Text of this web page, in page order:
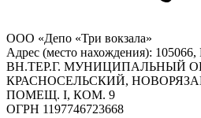
ООО «Депо «Три вокзала»
Адрес (место нахождения):
ВН.ТЕР.Г. МУНИЦИПАЛЬНЫЙ
КРАСНОСЕЛЬСКИЙ,
ПОМЕЩ. I, КОМ. 9
ОГРН 1197746723668